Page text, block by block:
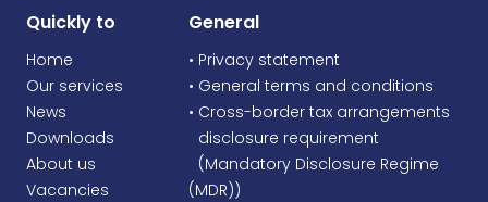
Quickly to
Home
Our services
News
Downloads
About us
Vacancies
General
• Privacy statement
• General terms and conditions
• Cross-border tax arrangements
disclosure requirement
(Mandatory Disclosure Regime
(MDR))